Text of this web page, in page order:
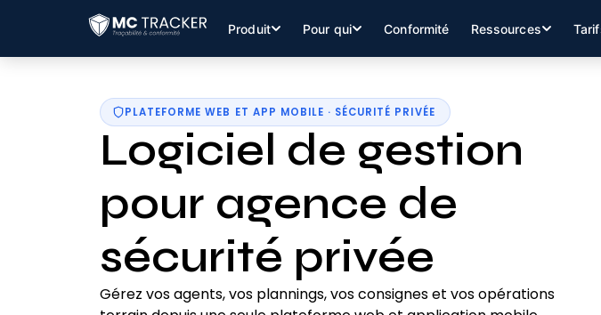
Produit Pour qui Conformité Ressources
PLATEFORME WEB ET APP MOBILE · SÉCURITÉ PRIVÉE
Logiciel de gestion
pour agence de
sécurité privée
Gérez vos agents, vos plannings, vos consignes et vos opérations